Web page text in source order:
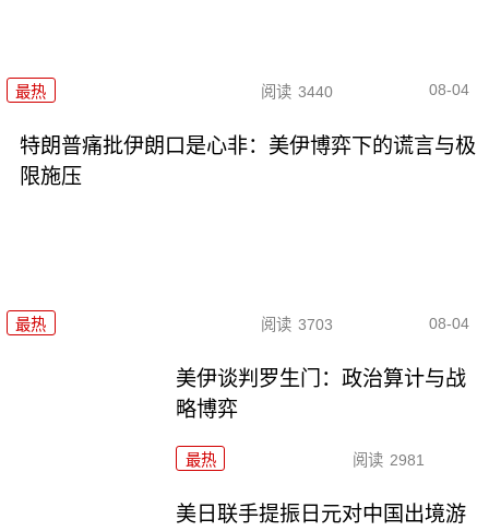
最热 阅读 3440 08-04
特朗普痛批伊朗口是心非：美伊博弈下的谎言与极
限施压
最热 阅读 3703 08-04
美伊谈判罗生门：政治算计与战
略博弈
最热 阅读 2981
美日联手提振日元对中国出境游